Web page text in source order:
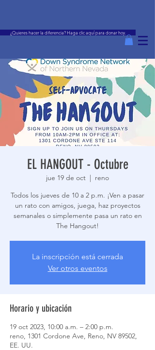
¿Quieres hacer la diferencia? Haga clic aquí para donar hoy.
EL HANGOUT - Octubre
jue 19 de oct
  |
reno
Todos los jueves de 10 a 2 p.m. ¡Ven a pasar
un rato con amigos, juega, haz proyectos
semanales o simplemente pasa un rato en
The Hangout!
La inscripción está cerrada
Ver otros eventos
Horario y ubicación
19 oct 2023, 10:00 a.m. – 2:00 p.m.
reno, 1301 Cordone Ave, Reno, NV 89502,
EE. UU.